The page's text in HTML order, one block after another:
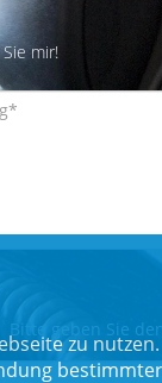
mir!
Bitte geben Sie
zu